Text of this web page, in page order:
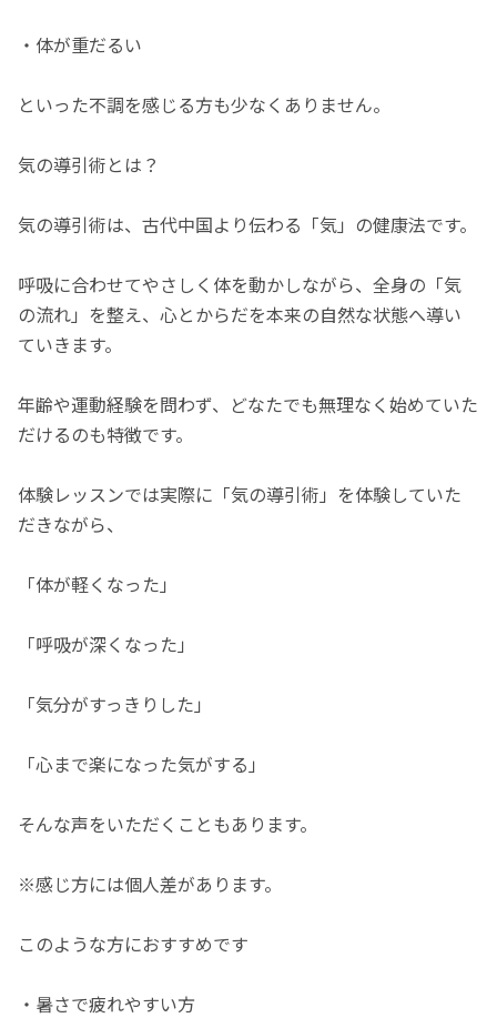
・体が重だるい
といった不調を感じる方も少なくありません。
気の導引術とは？
気の導引術は、古代中国より伝わる「気」の健康法です。
呼吸に合わせてやさしく体を動かしながら、全身の「気
の流れ」を整え、心とからだを本来の自然な状態へ導い
ていきます。
年齢や運動経験を問わず、どなたでも無理なく始めていた
だけるのも特徴です。
体験レッスンでは実際に「気の導引術」を体験していた
だきながら、
「体が軽くなった」
「呼吸が深くなった」
「気分がすっきりした」
「心まで楽になった気がする」
そんな声をいただくこともあります。
※感じ方には個人差があります。
このような方におすすめです
・暑さで疲れやすい方